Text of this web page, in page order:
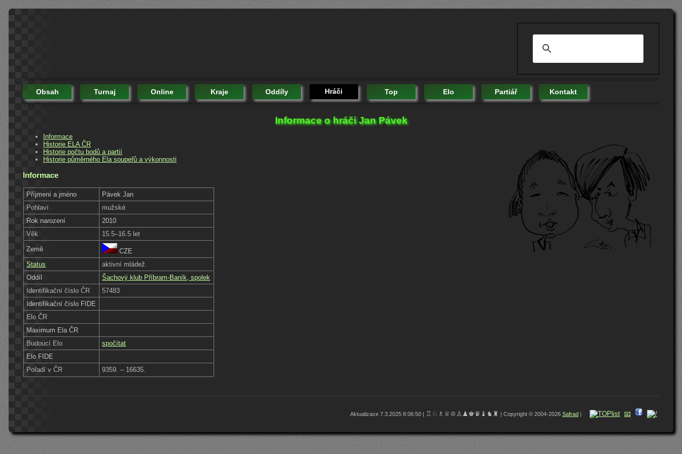
Obsah Turnaj Online Kraje Oddíly Hráči Top Elo Partiář Kontakt
Informace o hráči Jan Pávek
Informace
Historie ELA ČR
Historie počtu bodů a partií
Historie půměrného Ela soupeřů a výkonnosti
Informace
Příjmení a jméno
Pávek Jan
Pohlaví
mužské
Rok narození
2010
Věk
15.5–16.5 let
Země
CZE
Status
aktivní mládež
Oddíl
Šachový klub Příbram-Baník, spolek
Identifikační číslo ČR
57483
Identifikační číslo FIDE
Elo ČR
Maximum Ela ČR
Budoucí Elo
spočítat
Elo FIDE
Pořadí v ČR
9359. – 16635.
Aktualizace 7.3.2025 8:06:50 | ♖♘♗♕♔♙♟♚♛♝♞♜ | Copyright © 2004-2026 Safrad | 📧